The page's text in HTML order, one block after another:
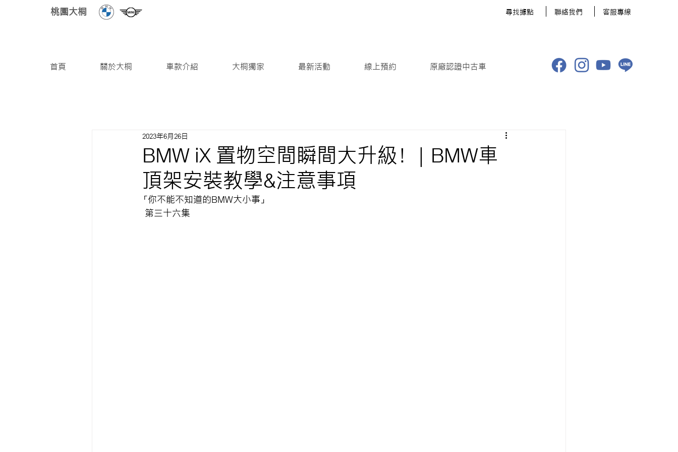
桃園大桐 ​尋找據點 聯絡我們 客服專線
首頁 關於大桐 車款介紹 大桐獨家 最新活動 線上預約 原廠認證中古車
BMW iX 置物空間瞬間大升級！ | BMW車
頂架安裝教學&注意事項
2023年6月26日
「你不能不知道的BMW大小事」
第三十六集